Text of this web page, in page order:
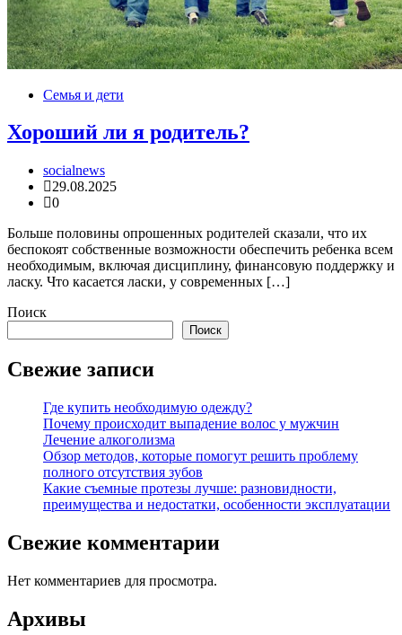
Семья и дети
Хороший ли я родитель?
socialnews
29.08.2025
0
Больше половины опрошенных родителей сказали, что их
беспокоят собственные возможности обеспечить ребенка всем
необходимым, включая дисциплину, финансовую поддержку и
ласку. Что касается ласки, у современных […]
Поиск
Поиск
Свежие записи
Где купить необходимую одежду?
Почему происходит выпадение волос у мужчин
Лечение алкоголизма
Обзор методов, которые помогут решить проблему
полного отсутствия зубов
Какие съемные протезы лучше: разновидности,
преимущества и недостатки, особенности эксплуатации
Свежие комментарии
Нет комментариев для просмотра.
Архивы